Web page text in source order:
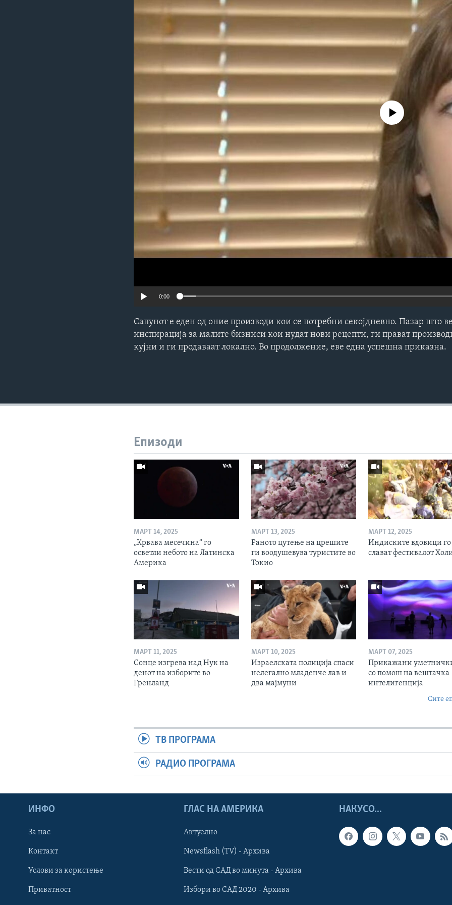
Learning English
НАКУСО...
No media source currently
0:00
Сапунот е еден од оние производи кои се потребни секојдневно. Пазар што
инспирација за малите бизниси кои нудат нови рецепти, ги прават
кујни и ги продаваат локално. Во продолжение, еве една успешна приказна.
Епизоди
МАРТ 14, 2025
„Крвава месечина“ го
осветли небото на Латинска
Америка
МАРТ 13, 2025
Раното цутење на црешите
ги воодушевува туристите во
Токио
МАРТ 12, 2025
Индиските вдовици го
слават фестивалот
МАРТ 11, 2025
Сонце изгрева над Нук на
денот на изборите во
Гренланд
МАРТ 10, 2025
Израелската полиција спаси
нелегално младенче лав и
два мајмуни
МАРТ 07, 2025
Прикажани
со помош на вештачка
интелигенција
Сите
ТВ ПРОГРАМА
РАДИО ПРОГРАМА
НАКУСО...
ИНФО
За нас
Контакт
Услови за користење
Приватност
ГЛАС НА АМЕРИКА
Актуелно
Newsflash (TV) - Архива
Вести од САД во минута - Архива
Избори во САД 2020 - Архива